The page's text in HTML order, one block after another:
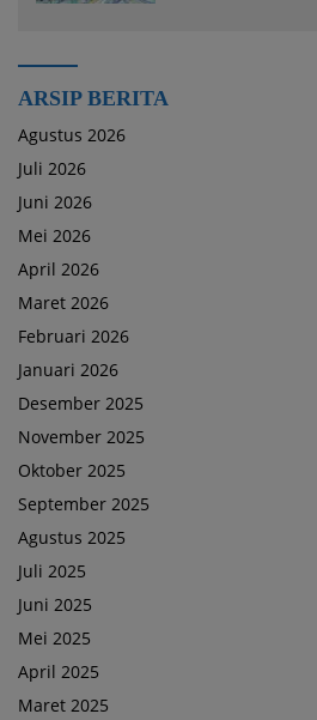
ARSIP BERITA
Agustus 2026
Juli 2026
Juni 2026
Mei 2026
April 2026
Maret 2026
Februari 2026
Januari 2026
Desember 2025
November 2025
Oktober 2025
September 2025
Agustus 2025
Juli 2025
Juni 2025
Mei 2025
April 2025
Maret 2025